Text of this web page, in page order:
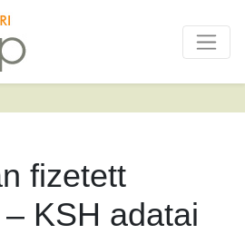
fizetett
KSH adatai